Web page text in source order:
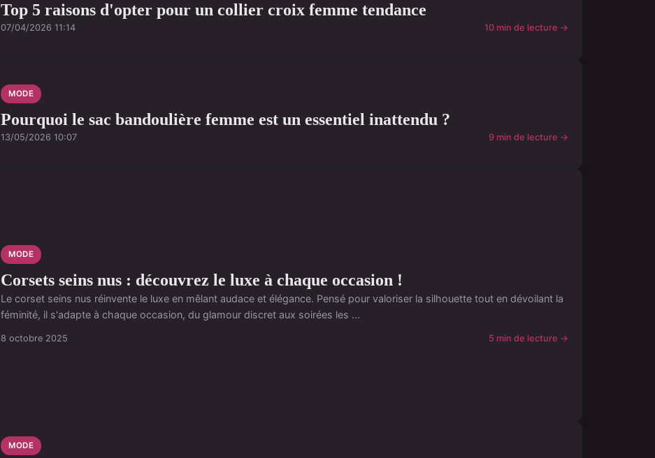
Top 5 raisons d'opter pour un collier croix femme tendance
07/04/2026 11:14 10 min de lecture →
MODE
Pourquoi le sac bandoulière femme est un essentiel inattendu ?
13/05/2026 10:07 9 min de lecture →
MODE
Corsets seins nus : découvrez le luxe à chaque occasion !
Le corset seins nus réinvente le luxe en mêlant audace et élégance. Pensé pour valoriser la silhouette tout en dévoilant la
féminité, il s'adapte à chaque occasion, du glamour discret aux soirées les ...
8 octobre 2025 5 min de lecture →
MODE